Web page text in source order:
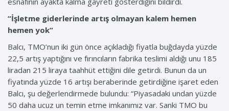
“İşletme giderlerinde artış olmayan kalem hemen
hemen yok”
Balcı, TMO’nun iki gün önce açıkladığı fiyatla buğdayda yüzde
22,5 artış yaptığını ve fırıncıların fabrika teslimi aldığı unu 185
liradan 215 liraya taahhüt ettiğini dile getirdi. Bunun da un
fiyatında yüzde 16 artışı beraberinde getirdiğine işaret eden
Balcı, şu değerlendirmede bulundu: “Piyasadaki undan yüzde
50 daha ucuz un temin etme imkanımız var. Sanki TMO bu